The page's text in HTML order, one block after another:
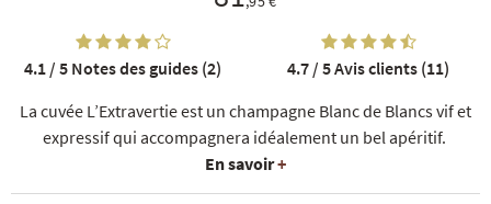
NOS COFFRETS DÉCOUVERTES NOS MEILLEURES VENTES NOS
La cuvée L’Extravertie est un champagne Blanc de Blancs vif et
expressif qui accompagnera idéalement un bel apéritif.
En savoir+
4.1 / 5 Notes des guides (2) 4.7 / 5Avis clients (11)